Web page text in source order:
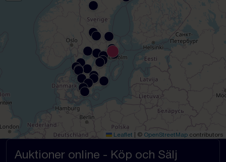
Leaflet © OpenStreetMap contributors
Auktioner online - Köp och Sälj